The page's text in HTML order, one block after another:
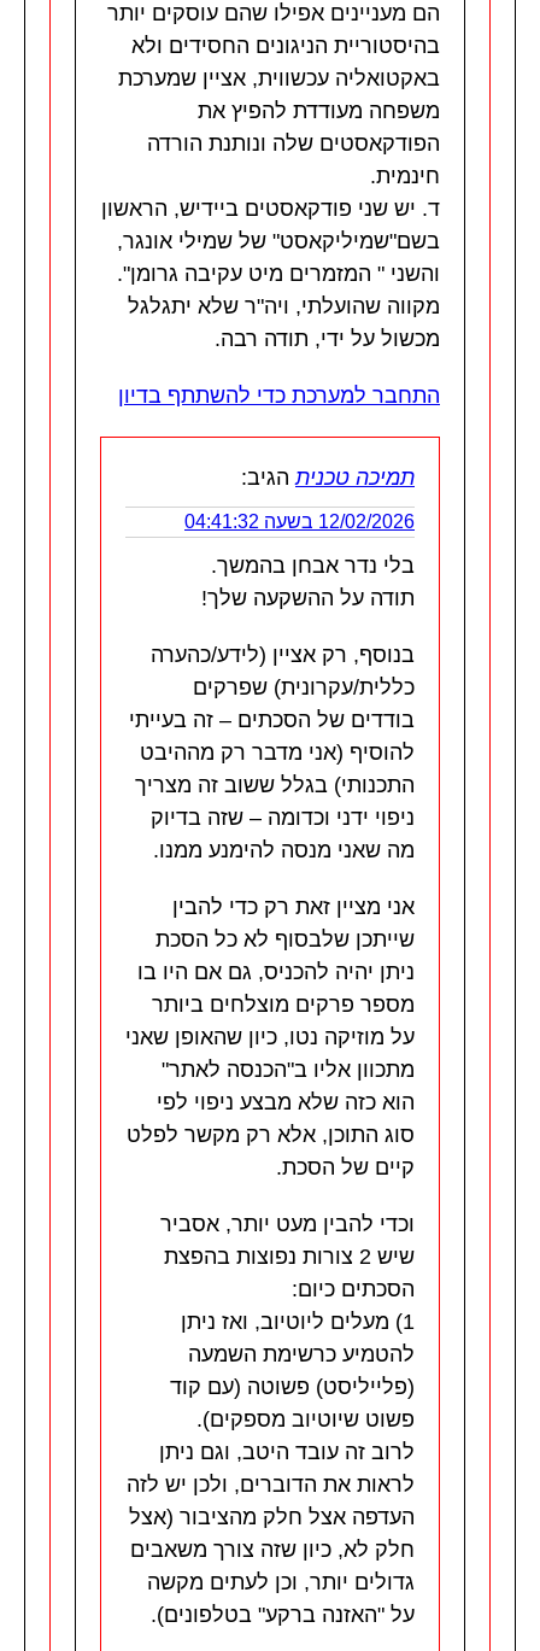
הם מעניינים אפילו שהם עוסקים יותר
בהיסטוריית הניגונים החסידים ולא
באקטואליה עכשווית, אציין שמערכת
משפחה מעודדת להפיץ את
הפודקאסטים שלה ונותנת הורדה
חינמית.
ד. יש שני פודקאסטים ביידיש, הראשון
בשם"שמיליקאסט" של שמילי אונגר,
והשני " המזמרים מיט עקיבה גרומן".
מקווה שהועלתי, ויה"ר שלא יתגלגל
מכשול על ידי, תודה רבה.
התחבר למערכת כדי להשתתף בדיון
תמיכה טכנית הגיב:
12/02/2026 בשעה 04:41:32
בלי נדר אבחן בהמשך.
תודה על ההשקעה שלך!
בנוסף, רק אציין (לידע/כהערה
כללית/עקרונית) שפרקים
בודדים של הסכתים – זה בעייתי
להוסיף (אני מדבר רק מההיבט
התכנותי) בגלל ששוב זה מצריך
ניפוי ידני וכדומה – שזה בדיוק
מה שאני מנסה להימנע ממנו.
אני מציין זאת רק כדי להבין
שייתכן שלבסוף לא כל הסכת
ניתן יהיה להכניס, גם אם היו בו
מספר פרקים מוצלחים ביותר
על מוזיקה נטו, כיון שהאופן שאני
מתכוון אליו ב"הכנסה לאתר"
הוא כזה שלא מבצע ניפוי לפי
סוג התוכן, אלא רק מקשר לפלט
קיים של הסכת.
וכדי להבין מעט יותר, אסביר
שיש 2 צורות נפוצות בהפצת
הסכתים כיום:
1) מעלים ליוטיוב, ואז ניתן
להטמיע כרשימת השמעה
(פלייליסט) פשוטה (עם קוד
פשוט שיוטיוב מספקים).
לרוב זה עובד היטב, וגם ניתן
לראות את הדוברים, ולכן יש לזה
העדפה אצל חלק מהציבור (אצל
חלק לא, כיון שזה צורך משאבים
גדולים יותר, וכן לעתים מקשה
על "האזנה ברקע" בטלפונים).